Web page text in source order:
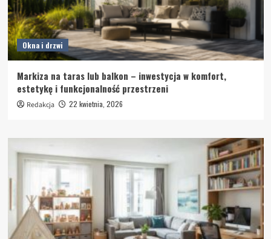
Okna i drzwi
Markiza na taras lub balkon – inwestycja w komfort,
estetykę i funkcjonalność przestrzeni
Redakcja 22 kwietnia, 2026